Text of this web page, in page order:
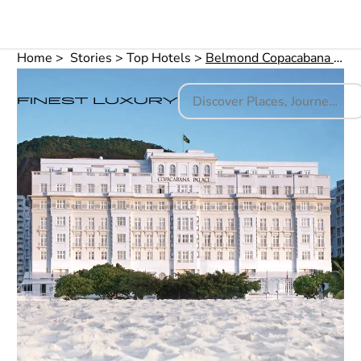
Home Stories Top Hotels Belmond Copacabana Palace - das Luxushotel in Rio de Janeiro